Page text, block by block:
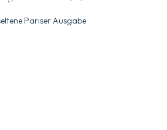
Pariser Ausgabe